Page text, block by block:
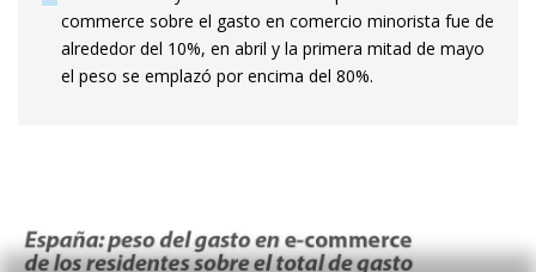
commerce sobre el gasto en comercio minorista fue de
alrededor del 10%, en abril y la primera mitad de mayo
el peso se emplazó por encima del 80%.